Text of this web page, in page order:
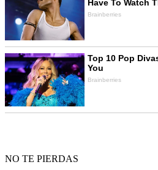
NO TE PIERDAS